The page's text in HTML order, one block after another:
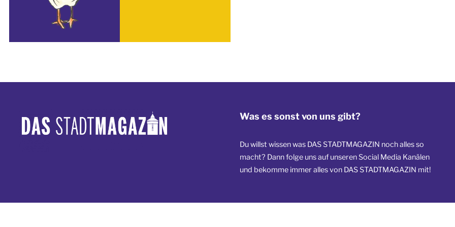
Was es sonst von uns gibt?
Du willst wissen was DAS STADTMAGAZIN noch alles so
macht? Dann folge uns auf unseren Social Media Kanälen
und bekomme immer alles von DAS STADTMAGAZIN mit!